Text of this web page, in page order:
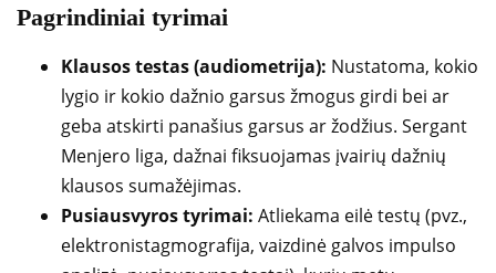
Pagrindiniai tyrimai
Klausos testas (audiometrija): Nustatoma, kokio
lygio ir kokio dažnio garsus žmogus girdi bei ar
geba atskirti panašius garsus ar žodžius. Sergant
Menjero liga, dažnai fiksuojamas įvairių dažnių
klausos sumažėjimas.
Pusiausvyros tyrimai: Atliekama eilė testų (pvz.,
elektronistagmografija, vaizdinė galvos impulso